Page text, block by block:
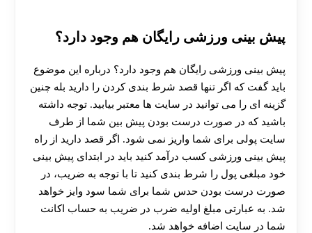
پیش بینی ورزشی رایگان هم وجود دارد؟
پیش بینی ورزشی رایگان هم وجود دارد؟ درباره این موضوع
باید گفت که اگر تنها قصد شرط بندی کردن را دارید بله چنین
گزینه ای را می توانید در سایت ها معتبر بیابید. توجه داشته
باشید که در صورت درست بودن پیش بین شما از طرف
سایت پولی برای شما واریز نمی شود. اگر قصد دارید از راه
پیش بینی ورزشی کسب درآمد کنید باید در ابتدای پیش بینی
خود مبلغی پول را شرط بندی کنید تا با توجه به ضریب، در
صورت درست بودن حدس شما برای شما سود وایز خواهد
شد. به عبارتی مبلغ اولیه ضرب در ضریب به حساب اکانت
شما در سایت اضافه خواهد شد.